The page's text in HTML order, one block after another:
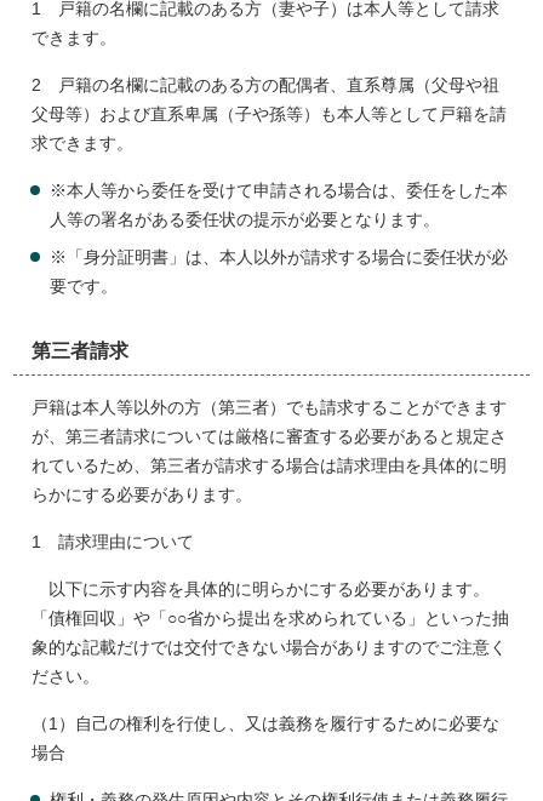
1 戸籍の名欄に記載のある方（妻や子）は本人等として請求
できます。
2 戸籍の名欄に記載のある方の配偶者、直系尊属（父母や祖
父母等）および直系卑属（子や孫等）も本人等として戸籍を請
求できます。
※本人等から委任を受けて申請される場合は、委任をした本
人等の署名がある委任状の提示が必要となります。
※「身分証明書」は、本人以外が請求する場合に委任状が必
要です。
第三者請求
戸籍は本人等以外の方（第三者）でも請求することができます
が、第三者請求については厳格に審査する必要があると規定さ
れているため、第三者が請求する場合は請求理由を具体的に明
らかにする必要があります。
1 請求理由について
以下に示す内容を具体的に明らかにする必要があります。
「債権回収」や「○○省から提出を求められている」といった抽
象的な記載だけでは交付できない場合がありますのでご注意く
ださい。
（1）自己の権利を行使し、又は義務を履行するために必要な
場合